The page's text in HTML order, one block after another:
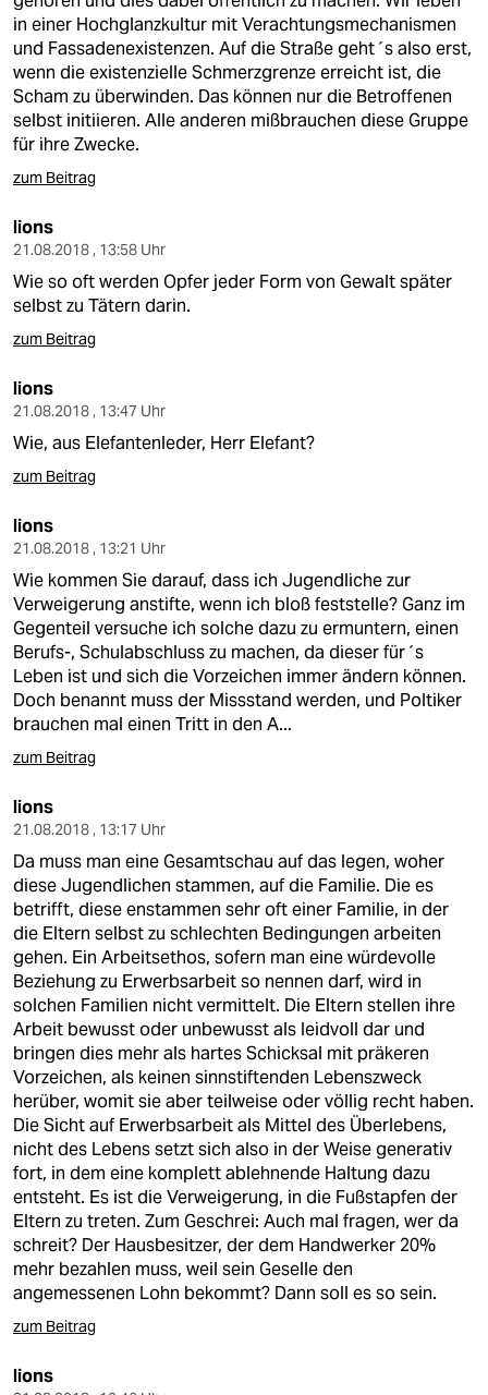
in einer Hochglanzkultur mit Verachtungsmechanismen
und Fassadenexistenzen. Auf die Straße geht´s also erst,
wenn die existenzielle Schmerzgrenze erreicht ist, die
Scham zu überwinden. Das können nur die Betroffenen
selbst initiieren. Alle anderen mißbrauchen diese Gruppe
für ihre Zwecke.
zum Beitrag
lions
21.08.2018 , 13:58 Uhr
Wie so oft werden Opfer jeder Form von Gewalt später
selbst zu Tätern darin.
zum Beitrag
lions
21.08.2018 , 13:47 Uhr
Wie, aus Elefantenleder, Herr Elefant?
zum Beitrag
lions
21.08.2018 , 13:21 Uhr
Wie kommen Sie darauf, dass ich Jugendliche zur
Verweigerung anstifte, wenn ich bloß feststelle? Ganz im
Gegenteil versuche ich solche dazu zu ermuntern, einen
Berufs-, Schulabschluss zu machen, da dieser für´s
Leben ist und sich die Vorzeichen immer ändern können.
Doch benannt muss der Missstand werden, und Poltiker
brauchen mal einen Tritt in den A...
zum Beitrag
lions
21.08.2018 , 13:17 Uhr
Da muss man eine Gesamtschau auf das legen, woher
diese Jugendlichen stammen, auf die Familie. Die es
betrifft, diese enstammen sehr oft einer Familie, in der
die Eltern selbst zu schlechten Bedingungen arbeiten
gehen. Ein Arbeitsethos, sofern man eine würdevolle
Beziehung zu Erwerbsarbeit so nennen darf, wird in
solchen Familien nicht vermittelt. Die Eltern stellen ihre
Arbeit bewusst oder unbewusst als leidvoll dar und
bringen dies mehr als hartes Schicksal mit präkeren
Vorzeichen, als keinen sinnstiftenden Lebenszweck
herüber, womit sie aber teilweise oder völlig recht haben.
Die Sicht auf Erwerbsarbeit als Mittel des Überlebens,
nicht des Lebens setzt sich also in der Weise generativ
fort, in dem eine komplett ablehnende Haltung dazu
entsteht. Es ist die Verweigerung, in die Fußstapfen der
Eltern zu treten. Zum Geschrei: Auch mal fragen, wer da
schreit? Der Hausbesitzer, der dem Handwerker 20%
mehr bezahlen muss, weil sein Geselle den
angemessenen Lohn bekommt? Dann soll es so sein.
zum Beitrag
lions